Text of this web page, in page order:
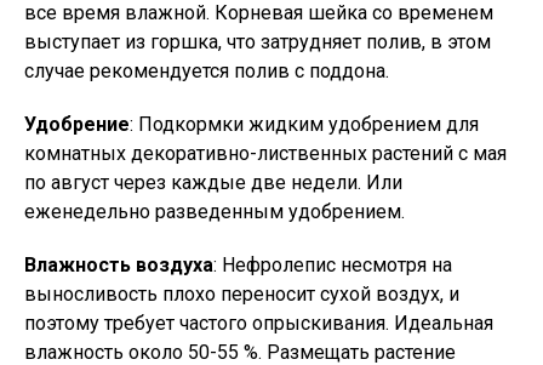
все время влажной. Корневая шейка со временем
выступает из горшка, что затрудняет полив, в этом
случае рекомендуется полив с поддона.
Удобрение: Подкормки жидким удобрением для
комнатных декоративно-лиственных растений с мая
по август через каждые две недели. Или
еженедельно разведенным удобрением.
Влажность воздуха: Нефролепис несмотря на
выносливость плохо переносит сухой воздух, и
поэтому требует частого опрыскивания. Идеальная
влажность около 50-55 %. Размещать растение